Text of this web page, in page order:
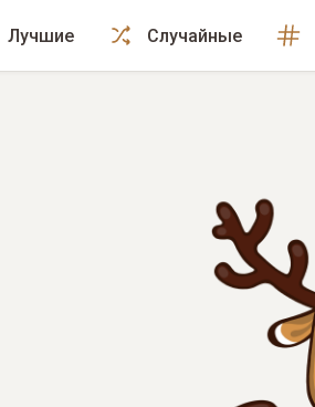
Лучшие Случайные